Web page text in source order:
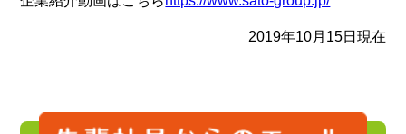
2019年10月15日現在